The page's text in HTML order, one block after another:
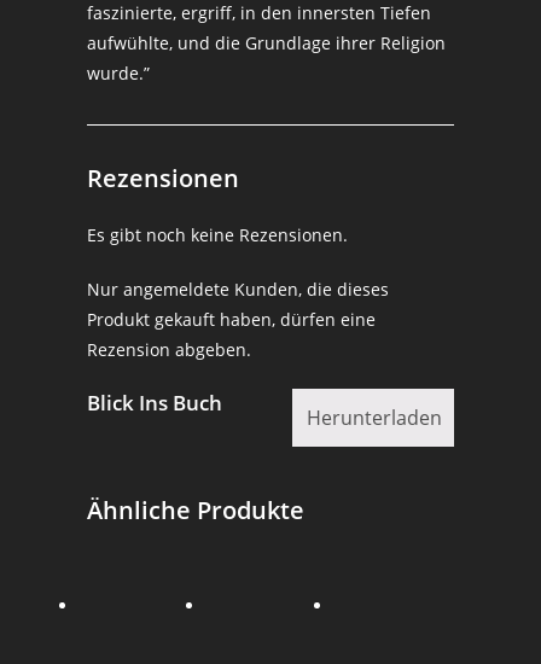
faszinierte, ergriff, in den innersten Tiefen
aufwühlte, und die Grundlage ihrer Religion
wurde.”
Rezensionen
Es gibt noch keine Rezensionen.
Nur angemeldete Kunden, die dieses
Produkt gekauft haben, dürfen eine
Rezension abgeben.
Blick Ins Buch
Herunterladen
Ähnliche Produkte